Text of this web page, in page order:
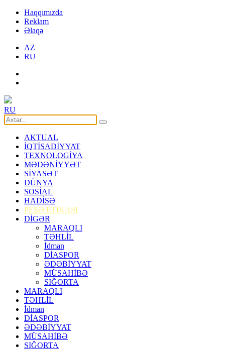
Haqqımızda
Reklam
Əlaqə
AZ
RU
RU
AKTUAL
İQTİSADİYYAT
TEXNOLOGİYA
MƏDƏNİYYƏT
SİYASƏT
DÜNYA
SOSİAL
HADİSƏ
PEŞƏ ETİKASI
DİGƏR
MARAQLI
TƏHLİL
İdman
DİASPOR
ƏDƏBİYYAT
MÜSAHİBƏ
SIĞORTA
MARAQLI
TƏHLİL
İdman
DİASPOR
ƏDƏBİYYAT
MÜSAHİBƏ
SIĞORTA